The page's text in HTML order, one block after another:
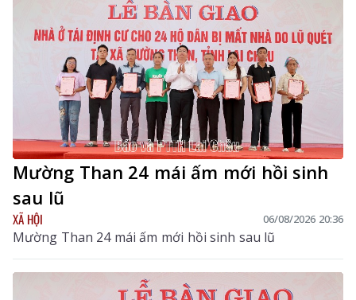
Mường Than 24 mái ấm mới hồi sinh
sau lũ
XÃ HỘI 06/08/2026 20:36
Mường Than 24 mái ấm mới hồi sinh sau lũ